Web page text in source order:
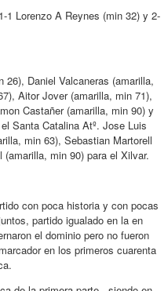
1 Lorenzo A Reynes (min 32) y 2-
26), Daniel Valcaneras (amarilla,
Aitor Jover (amarilla, min 71),
Castañer (amarilla, min 90) y
Santa Catalina Atº. Jose Luis
min 63), Sebastian Martorell
min 90) para el Xilvar.
con poca historia y con pocas
partido igualado en la en
el dominio pero no fueron
en los primeros cuarenta